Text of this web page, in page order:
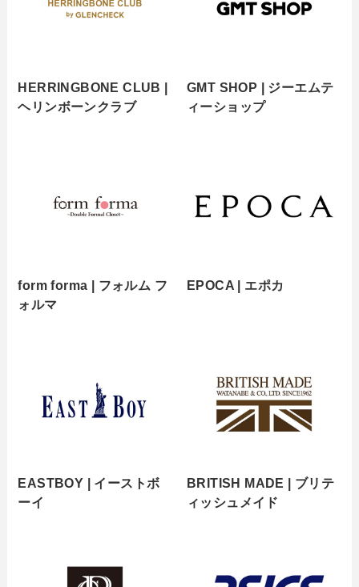
HERRINGBONE CLUB |
ヘリンボーンクラブ
GMT SHOP | ジーエムテ
ィーショップ
form forma | フォルム フ
ォルマ
EPOCA | エポカ
EASTBOY | イーストボ
ーイ
BRITISH MADE | ブリテ
ィッシュメイド